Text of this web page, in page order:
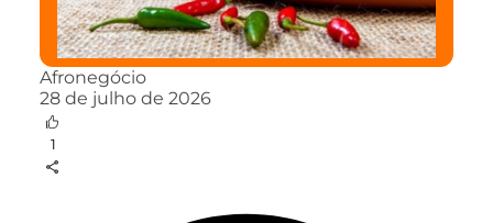
Afronegócio
28 de julho de 2026
1